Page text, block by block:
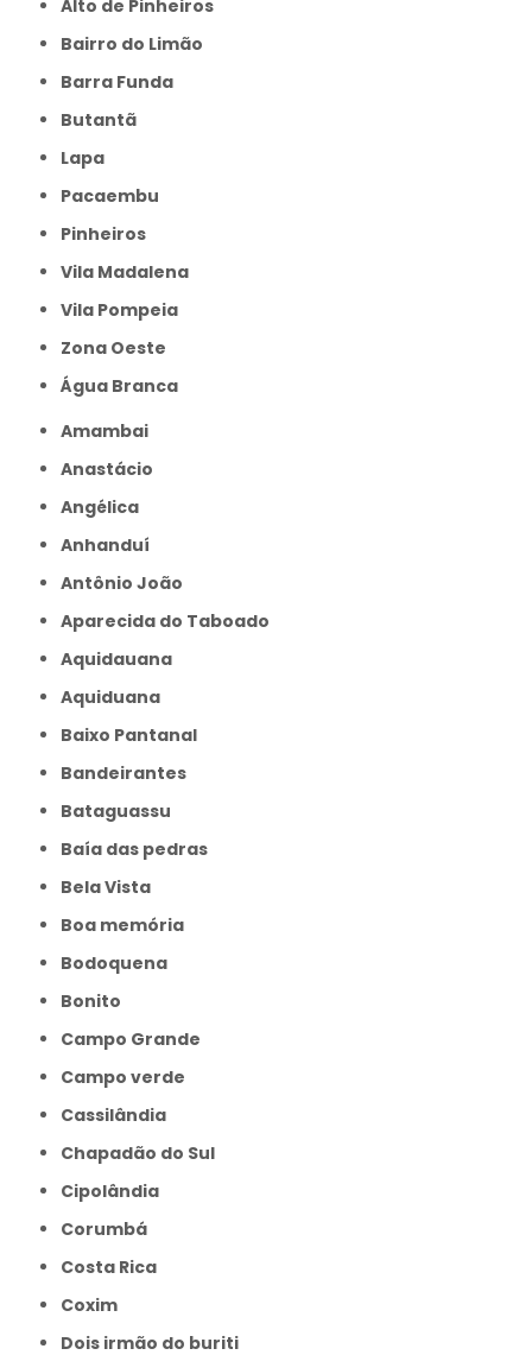
Alto de Pinheiros
Bairro do Limão
Barra Funda
Butantã
Lapa
Pacaembu
Pinheiros
Vila Madalena
Vila Pompeia
Zona Oeste
Água Branca
Amambai
Anastácio
Angélica
Anhanduí
Antônio João
Aparecida do Taboado
Aquidauana
Aquiduana
Baixo Pantanal
Bandeirantes
Bataguassu
Baía das pedras
Bela Vista
Boa memória
Bodoquena
Bonito
Campo Grande
Campo verde
Cassilândia
Chapadão do Sul
Cipolândia
Corumbá
Costa Rica
Coxim
Dois irmão do buriti